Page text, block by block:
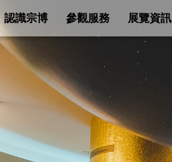
認識宗博 參觀服務 展覽資訊